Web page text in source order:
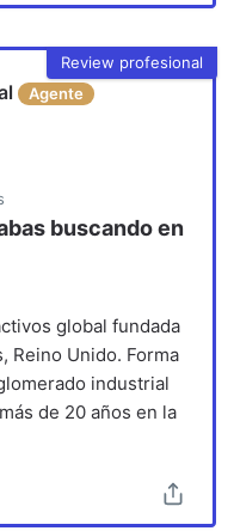
Review profesional
Agente
buscando en
global fundada
Reino Unido. Forma
industrial
de 20 años en la